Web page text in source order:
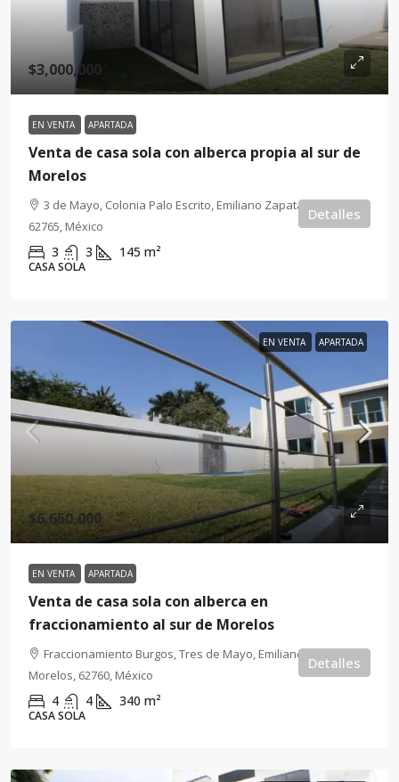
$3,000,000
EN VENTA APARTADA
Venta de casa sola con alberca propia al sur de
Morelos
3 de Mayo, Colonia Palo Escrito, Emiliano Zapata, Morelos,
62765, México
3 3 145 m²
CASA SOLA
Detalles
EN VENTA APARTADA
$6,650,000
EN VENTA APARTADA
Venta de casa sola con alberca en
fraccionamiento al sur de Morelos
Fraccionamiento Burgos, Tres de Mayo, Emiliano Zapata,
Morelos, 62760, México
4 4 340 m²
CASA SOLA
Detalles